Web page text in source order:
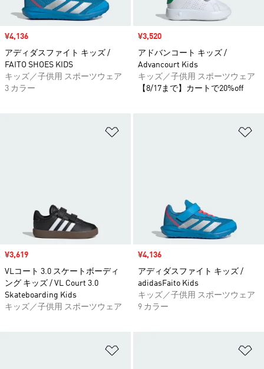
セール価格
¥4,136
アディダスファイト キッズ /
FAITO SHOES KIDS
キッズ／子供用 スポーツウェア
3 カラー
セール価格
¥3,520
アドバンコート キッズ /
Advancourt Kids
キッズ／子供用 スポーツウェア
【8/17まで】カートで20%off
セール価格
¥3,619
VLコート 3.0 スケートボーディ
ング キッズ / VL Court 3.0
Skateboarding Kids
キッズ／子供用 スポーツウェア
セール価格
¥4,136
アディダスファイト キッズ /
adidasFaito Kids
キッズ／子供用 スポーツウェア
9 カラー